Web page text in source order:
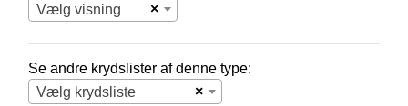
×
Vælg visning
Se andre krydslister af denne type:
×
Vælg krydsliste